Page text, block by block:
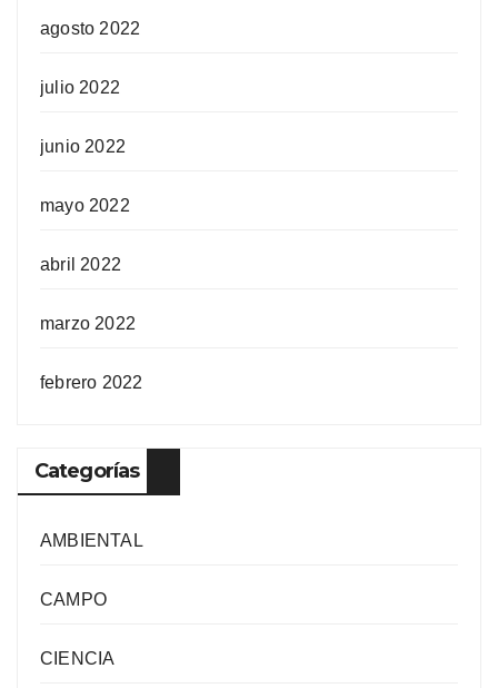
agosto 2022
julio 2022
junio 2022
mayo 2022
abril 2022
marzo 2022
febrero 2022
Categorías
AMBIENTAL
CAMPO
CIENCIA